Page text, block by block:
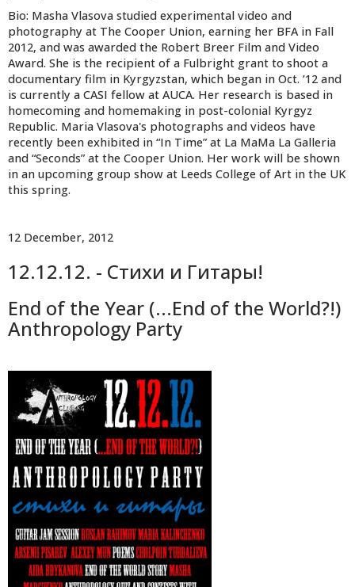
Bio: Masha Vlasova studied experimental video and
photography at The Cooper Union, earning her BFA in Fall
2012, and was awarded the Robert Breer Film and Video
Award. She is the recipient of a Fulbright grant to shoot a
documentary film in Kyrgyzstan, which began in Oct. ’12 and
is currently a CASI fellow at AUCA. Her research is based in
homecoming and homemaking in post-colonial Kyrgyz
Republic. Maria Vlasova's photographs and videos have
recently been exhibited in “In Time” at La MaMa La Galleria
and “Seconds” at the Cooper Union. Her work will be shown
in an upcoming group show at Leeds College of Art in the UK
this spring.
12 December, 2012
12.12.12. - Стихи и Гитары!
End of the Year (...End of the World?!)
Anthropology Party